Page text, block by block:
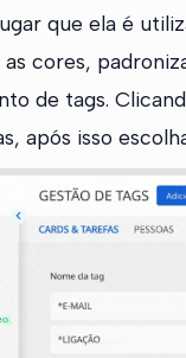
que ela é
cores,
de tags.
após isso